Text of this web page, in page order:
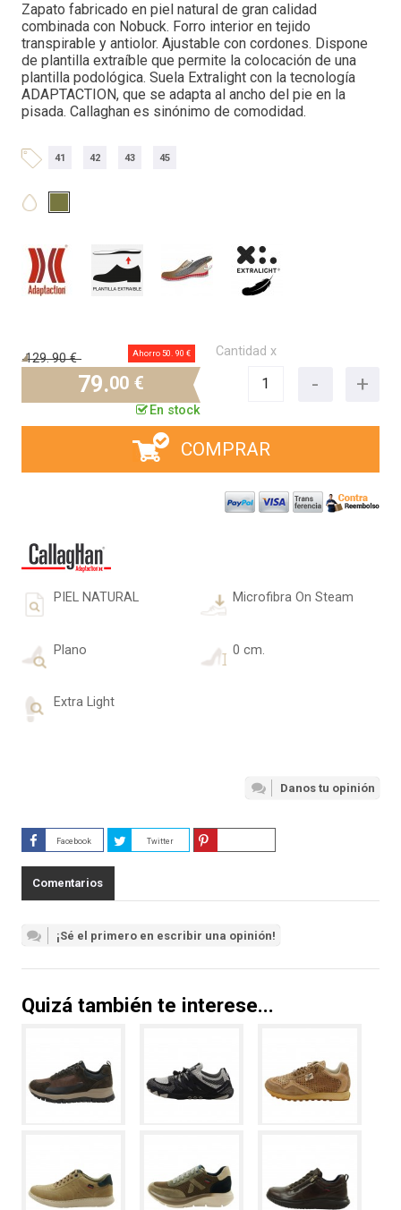
Zapato fabricado en piel natural de gran calidad
combinada con Nobuck. Forro interior en tejido
transpirable y antiolor. Ajustable con cordones. Dispone
de plantilla extraíble que permite la colocación de una
plantilla podológica. Suela Extralight con la tecnología
ADAPTACTION, que se adapta al ancho del pie en la
pisada. Callaghan es sinónimo de comodidad.
41 42 43 45
129.90 € Ahorro 50. 90 €
79.00 €
En stock
Cantidad x
COMPRAR
PIEL NATURAL Microfibra On Steam
Plano 0 cm.
Extra Light
Danos tu opinión
Facebook Twitter
Comentarios
¡Sé el primero en escribir una opinión!
Quizá también te interese...